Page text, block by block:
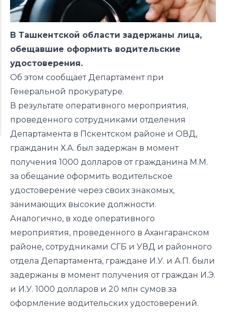
В Ташкентской области задержаны лица,
обещавшие оформить водительские
удостоверения.
Об этом сообщает Департамент при
Генеральной прокуратуре.
В результате оперативного мероприятия,
проведенного сотрудниками отделения
Департамента в Пскентском районе и ОВД,
гражданин Х.А. был задержан в момент
получения 1000 долларов от гражданина М.М.
за обещание оформить водительское
удостоверение через своих знакомых,
занимающих высокие должности.
Аналогично, в ходе оперативного
мероприятия, проведенного в Ахангаранском
районе, сотрудниками СГБ и УВД и районного
отдела Департамента, граждане И.У. и А.П. были
задержаны в момент получения от граждан И.Э.
и И.У. 1000 долларов и 20 млн сумов за
оформление водительских удостоверений.